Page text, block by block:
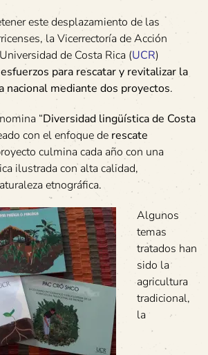
este desplazamiento de las
la Vicerrectoría de Acción
de Costa Rica (UCR)
para rescatar y revitalizar la
nacional mediante dos proyectos.
“Diversidad lingüística de Costa
con el enfoque de rescate
culmina cada año con una
ilustrada con alta calidad,
etnográfica.
Algunos
temas
tratados han
sido la
agricultura
tradicional,
la